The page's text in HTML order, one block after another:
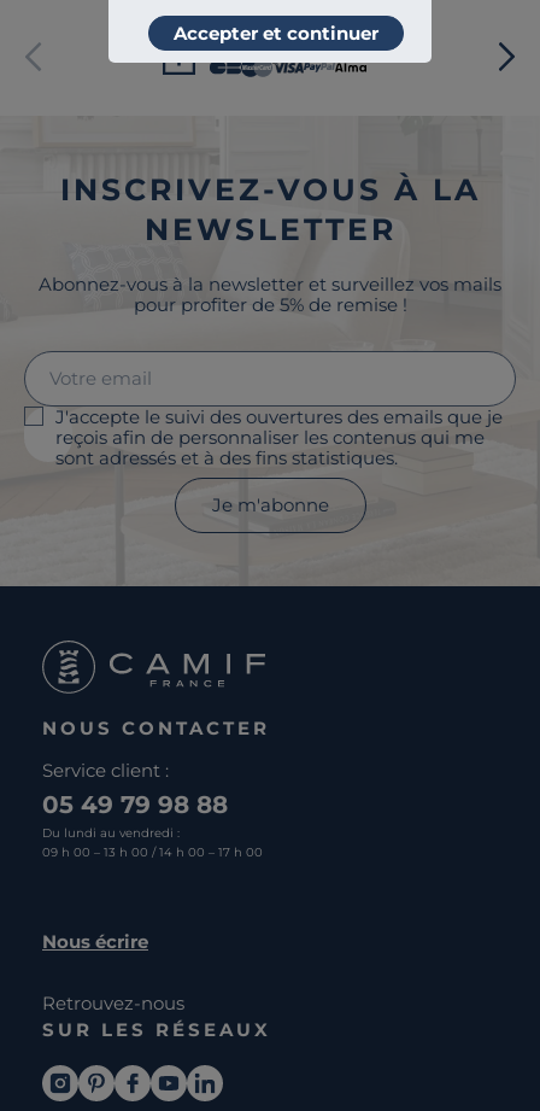
Accepter et continuer
Paiement sécurisé
INSCRIVEZ-VOUS À LA
NEWSLETTER
Abonnez-vous à la newsletter et surveillez vos mails
pour profiter de 5% de remise !
J'accepte le suivi des ouvertures des emails que je
reçois afin de personnaliser les contenus qui me
sont adressés et à des fins statistiques.
Je m'abonne
NOUS CONTACTER
Service client :
05 49 79 98 88
Du lundi au vendredi :
09 h 00 – 13 h 00 / 14 h 00 – 17 h 00
Nous écrire
Retrouvez-nous
SUR LES RÉSEAUX